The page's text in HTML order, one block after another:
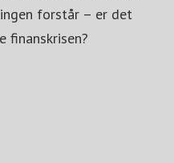
forstår – er det
finanskrisen?